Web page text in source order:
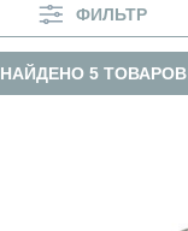
ФИЛЬТР
НАЙДЕНО 5 ТОВАРОВ